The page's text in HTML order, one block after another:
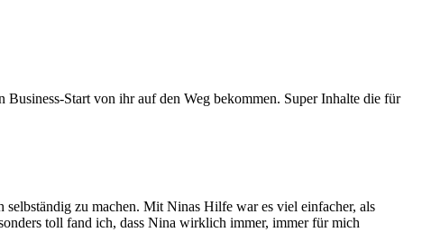
Start von ihr auf den Weg bekommen. Super Inhalte die für
zu machen. Mit Ninas Hilfe war es viel einfacher, als
toll fand ich, dass Nina wirklich immer, immer für mich